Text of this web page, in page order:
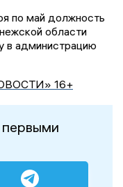
по май должность
области
в администрацию
16+